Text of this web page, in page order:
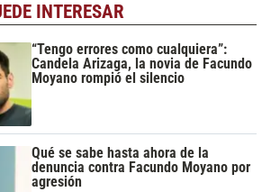
INTERESAR
“Tengo errores como cualquiera”:
Candela Arizaga, la novia de Facundo
Moyano rompió el silencio
Qué se sabe hasta ahora de la
denuncia contra Facundo Moyano por
agresión